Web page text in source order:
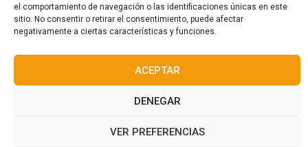
el comportamiento de navegación o las identificaciones únicas en este
sitio. No consentir o retirar el consentimiento, puede afectar
negativamente a ciertas características y funciones.
ACEPTAR
DENEGAR
VER PREFERENCIAS
© 2023 Todos los derechos reservados
Diseñado y fabricado en Barcelona